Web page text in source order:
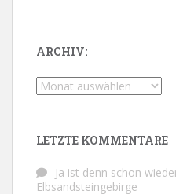
ARCHIV:
Archiv:
LETZTE KOMMENTARE
Ja ist denn schon
Elbsandsteingebirge